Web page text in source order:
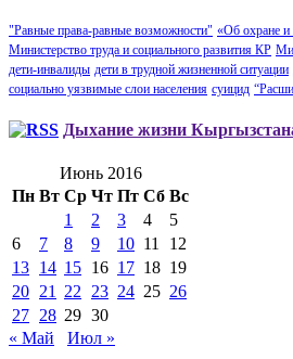
"Равные права-равные возможности" «Об охране и
Министерство труда и социального развития КР
дети-инвалиды дети в трудной жизненной ситуации
социально уязвимые слои населения суицид
Дыхание жизни
Июнь 2016
Пн Вт Ср Чт Пт Сб Вс
1
2 3 4
5
6
7 8 9 10 11
12
13 14 15 16 17 18 19
20 21 22 23 24 25 26
27 28 29 30
« Май
Июл »